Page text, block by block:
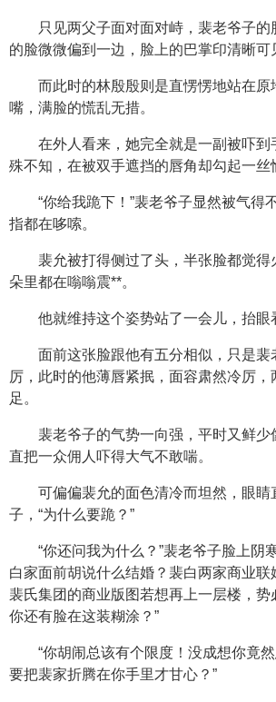
只见两父子面对面对峙，裴老爷子
的脸微微偏到一边，脸上的巴掌印清晰可
而此时的林殷殷则是直愣愣地站在原
嘴，满脸的慌乱无措。
在外人看来，她完全就是一副被吓到
殊不知，在被双手遮挡的唇角却勾起一丝
“你给我跪下！”裴老爷子显然被气得
指都在哆嗦。
裴允被打得侧过了头，半张脸都觉得
朵里都在嗡嗡震**。
他就维持这个姿势站了一会儿，抬眼
面前这张脸跟他有五分相似，只是裴
厉，此时的他薄唇紧抿，面容肃然冷厉
足。
裴老爷子的气势一向强，平时又鲜少
直把一众佣人吓得大气不敢喘。
可偏偏裴允的面色清冷而坦然，眼睛
子，“为什么要跪？”
“你还问我为什么？”裴老爷子脸上阴
白家面前胡说什么结婚？裴白两家商业联
裴氏集团的商业版图若想再上一层楼，势
你还有脸在这装糊涂？”
“你胡闹总该有个限度！没成想你竟
要把裴家折腾在你手里才甘心？”